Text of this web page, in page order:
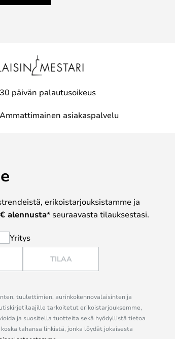
30 päivän palautusoikeus
Ammattimainen asiakaspalvelu
erikoistarjouksistamme ja
alennusta* seuraavasta tilauksestasi.
Yritys
TILAA
tuulettimien, aurinkokennovalaisinten ja
tarkoitetut erikoistarjouksemme,
ja suositella tuotteita sekä hyödyllistä tietoa
tahansa linkistä, jonka löydät jokaisesta